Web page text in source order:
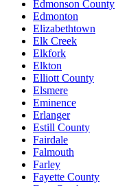
Edmonson County
Edmonton
Elizabethtown
Elk Creek
Elkfork
Elkton
Elliott County
Elsmere
Eminence
Erlanger
Estill County
Fairdale
Falmouth
Farley
Fayette County